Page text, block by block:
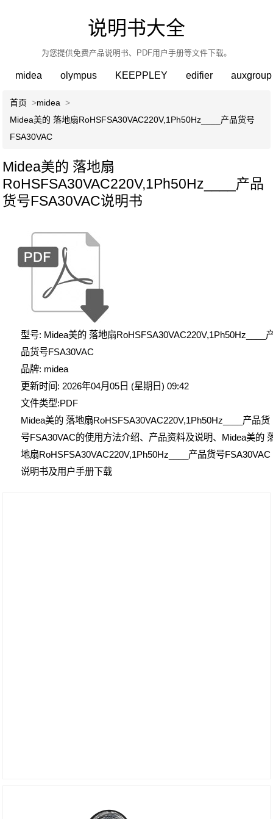
说明书大全
为您提供免费产品说明书、PDF用户手册等文件下载。
midea olympus KEEPPLEY edifier auxgroup
首页 >midea >
Midea美的 落地扇RoHSFSA30VAC220V,1Ph50Hz____产品货号
FSA30VAC
Midea美的 落地扇
RoHSFSA30VAC220V,1Ph50Hz____产品
货号FSA30VAC说明书
型号: Midea美的 落地扇RoHSFSA30VAC220V,1Ph50Hz____
品货号FSA30VAC
品牌: midea
更新时间: 2026年04月05日 (星期日) 09:42
文件类型:PDF
Midea美的 落地扇RoHSFSA30VAC220V,1Ph50Hz____产品货
号FSA30VAC的使用方法介绍、产品资料及说明、Midea美的
地扇RoHSFSA30VAC220V,1Ph50Hz____产品货号FSA30VAC
说明书及用户手册下载